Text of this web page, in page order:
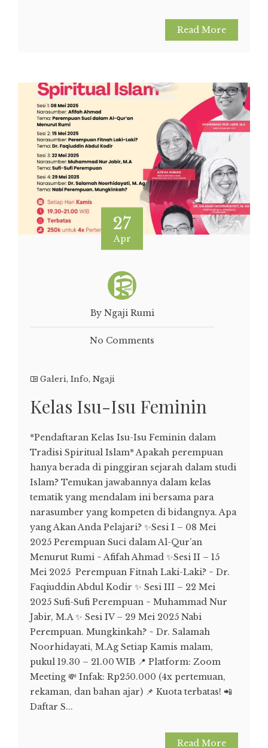
Read More
27
Apr
By Ngaji Rumi
No Comments
Galeri, Info, Ngaji
Kelas Isu-Isu Feminin
*Pendaftaran Kelas Isu-Isu Feminin dalam
Tradisi Spiritual Islam* Apakah perempuan
hanya berada di pinggiran sejarah dalam studi
Islam? Temukan jawabannya dalam kelas
tematik yang mendalam ini bersama para
narasumber yang kompeten di bidangnya. Apa
yang Akan Anda Pelajari? ✨Sesi I – 08 Mei
2025 Perempuan Suci dalam Al-Qur’an
Menurut Rumi ~ Afifah Ahmad ✨Sesi II – 15
Mei 2025 Perempuan Fitnah Laki-Laki? ~ Dr.
Faqiuddin Abdul Kodir ✨ Sesi III – 22 Mei
2025 Sufi-Sufi Perempuan ~ Muhammad Nur
Jabir, M.A ✨ Sesi IV – 29 Mei 2025 Nabi
Perempuan. Mungkinkah? ~ Dr. Salamah
Noorhidayati, M.Ag Setiap Kamis malam,
pukul 19.30 – 21.00 WIB 📍 Platform: Zoom
Meeting 💸 Infak: Rp250.000 (4x pertemuan,
rekaman, dan bahan ajar) 📌 Kuota terbatas! 📲
Daftar S...
Read More